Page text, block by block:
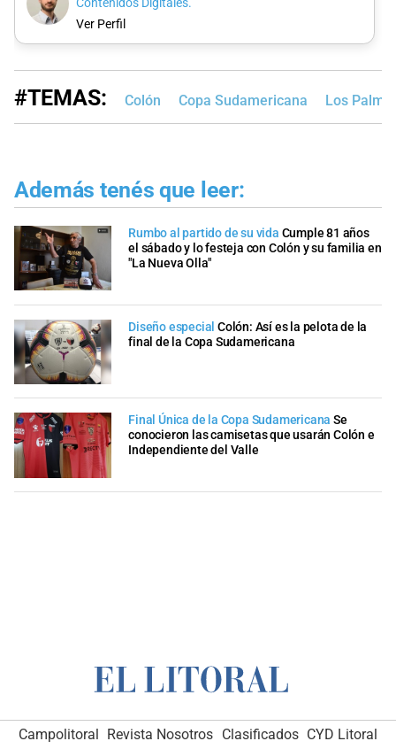
Contenidos Digitales.
Ver Perfil
#TEMAS: Colón Copa Sudamericana Los
Además tenés que leer:
Rumbo al partido de su vida Cumple 81 años
el sábado y lo festeja con Colón y su familia en
"La Nueva Olla"
Diseño especial Colón: Así es la pelota de la
final de la Copa Sudamericana
Final Única de la Copa Sudamericana Se
conocieron las camisetas que usarán Colón e
Independiente del Valle
Campolitoral Revista Nosotros Clasificados CYD Litoral